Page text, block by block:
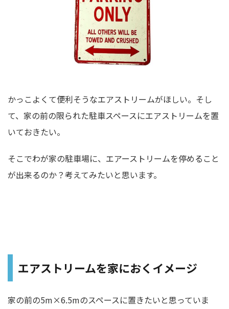
かっこよくて便利そうなエアストリームがほしい。そし
て、家の前の限られた駐車スペースにエアストリームを置
いておきたい。
そこでわが家の駐車場に、エアーストリームを停めること
が出来るのか？考えてみたいと思います。
エアストリームを家におくイメージ
家の前の5m×6.5mのスペースに置きたいと思っていま